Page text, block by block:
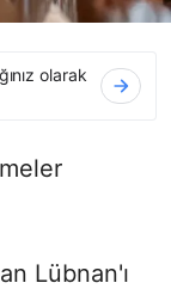
olarak
Lübnan'ı